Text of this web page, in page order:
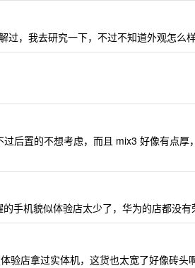
过，我去研究一下，不过不知道外观怎么
后置的不想考虑，而且 mix3 好像有点厚
手机貌似体验店太少了，华为的店都没
验店拿过实体机，这货也太宽了好像砖头